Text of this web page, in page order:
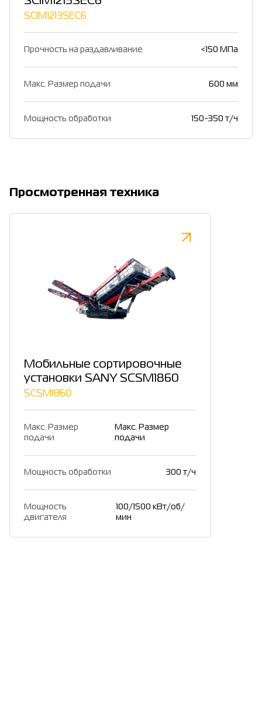
SCIM1213SEC6
Прочность на раздавливание <150 МПа
Макс. Размер подачи 600 мм
Мощность обработки 150-350 т/ч
Просмотренная техника
Мобильные сортировочные
установки SANY SCSM1860
SCSM1860
Макс. Размер
подачи
Макс. Размер
подачи
Мощность обработки 300 т/ч
Мощность
двигателя
100/1500 кВт/об/
мин